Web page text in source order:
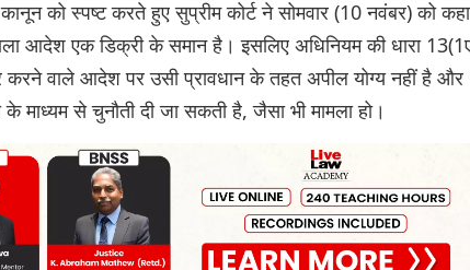
को स्पष्ट करते हुए सुप्रीम कोर्ट ने सोमवार (10 नवंबर) को कहा
आदेश एक डिक्री के समान है। इसलिए अधिनियम की धारा
वाले आदेश पर उसी प्रावधान के तहत अपील योग्य नहीं है और
माध्यम से चुनौती दी जा सकती है, जैसा भी मामला हो।